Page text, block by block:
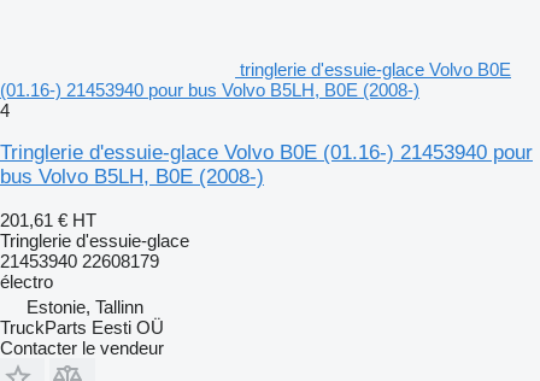
tringlerie d'essuie-glace Volvo B0E
(01.16-) 21453940 pour bus Volvo B5LH, B0E (2008-)
4
Tringlerie d'essuie-glace Volvo B0E (01.16-) 21453940 pour
bus Volvo B5LH, B0E (2008-)
201,61 € HT
Tringlerie d'essuie-glace
21453940 22608179
électro
Estonie, Tallinn
TruckParts Eesti OÜ
Contacter le vendeur